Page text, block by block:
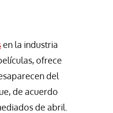
en la industria
ofrece
del
de acuerdo
de abril.